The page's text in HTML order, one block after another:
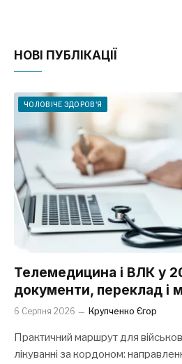
НОВІ ПУБЛІКАЦІЇ
ЧОЛОВІЧЕ ЗДОРОВ'Я
Телемедицина і ВЛК у
документи, переклад і
6 Серпня 2026 Крупченко Єгор
Практичний маршрут для
лікуванні за кордоном: